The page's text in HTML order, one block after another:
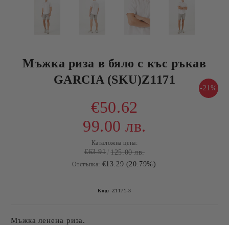
Мъжка риза в бяло с къс ръкав
GARCIA (SKU)Z1171
-21%
€50.62
99.00 лв.
Каталожна цена:
€63.91 125.00 лв.
Отстъпка: €13.29 (20.79%)
Код: Z1171-3
Мъжка ленена риза.